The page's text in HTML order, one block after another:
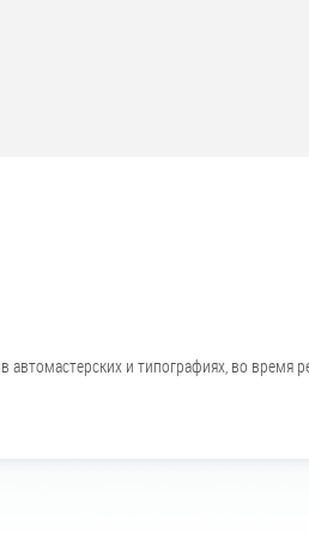
и типографиях, во время